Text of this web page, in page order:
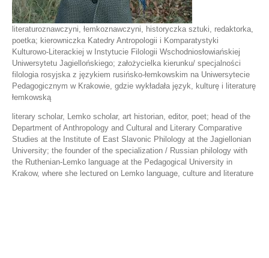
literaturoznawczyni, łemkoznawczyni, historyczka sztuki, redaktorka,
poetka; kierowniczka Katedry Antropologii i Komparatystyki
Kulturowo-Literackiej w Instytucie Filologii Wschodniosłowiańskiej
Uniwersytetu Jagiellońskiego; założycielka kierunku/ specjalności
filologia rosyjska z językiem rusińsko-łemkowskim na Uniwersytecie
Pedagogicznym w Krakowie, gdzie wykładała język, kulturę i literaturę
łemkowską
literary scholar, Lemko scholar, art historian, editor, poet; head of the
Department of Anthropology and Cultural and Literary Comparative
Studies at the Institute of East Slavonic Philology at the Jagiellonian
University; the founder of the specialization / Russian philology with
the Ruthenian-Lemko language at the Pedagogical University in
Krakow, where she lectured on Lemko language, culture and literature